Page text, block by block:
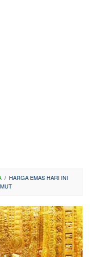
/ HARGA EMAS HARI INI